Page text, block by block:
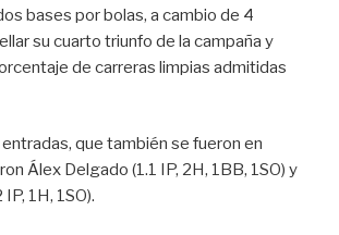
bases por bolas, a cambio de 4
su cuarto triunfo de la campaña y
de carreras limpias admitidas
que también se fueron en
Álex Delgado (1.1 IP, 2H, 1BB, 1SO) y
1H, 1SO).